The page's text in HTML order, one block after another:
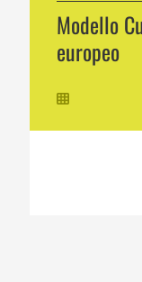
Modello
europeo